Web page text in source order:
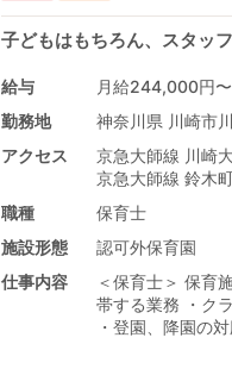
子どもはもちろん、スタッ
給与
月給244,000円〜
勤務地
神奈川県 川崎市
アクセス
京急大師線 川崎
京急大師線 鈴木
職種
保育士
施設形態
認可外保育園
仕事内容
＜保育士＞ 保育
帯する業務 ・ク
・登園、降園の